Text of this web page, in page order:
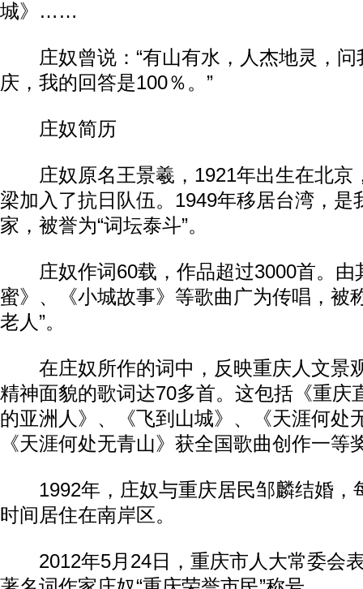
城》……
庄奴曾说：“有山有水，人杰地灵，问
庆，我的回答是100％。”
庄奴简历
庄奴原名王景羲，1921年出生在北京
梁加入了抗日队伍。1949年移居台湾，是
家，被誉为“词坛泰斗”。
庄奴作词60载，作品超过3000首。由
蜜》、《小城故事》等歌曲广为传唱，被
老人”。
在庄奴所作的词中，反映重庆人文景
精神面貌的歌词达70多首。这包括《重庆
的亚洲人》、《飞到山城》、《天涯何处
《天涯何处无青山》获全国歌曲创作一等
1992年，庄奴与重庆居民邹麟结婚，
时间居住在南岸区。
2012年5月24日，重庆市人大常委会